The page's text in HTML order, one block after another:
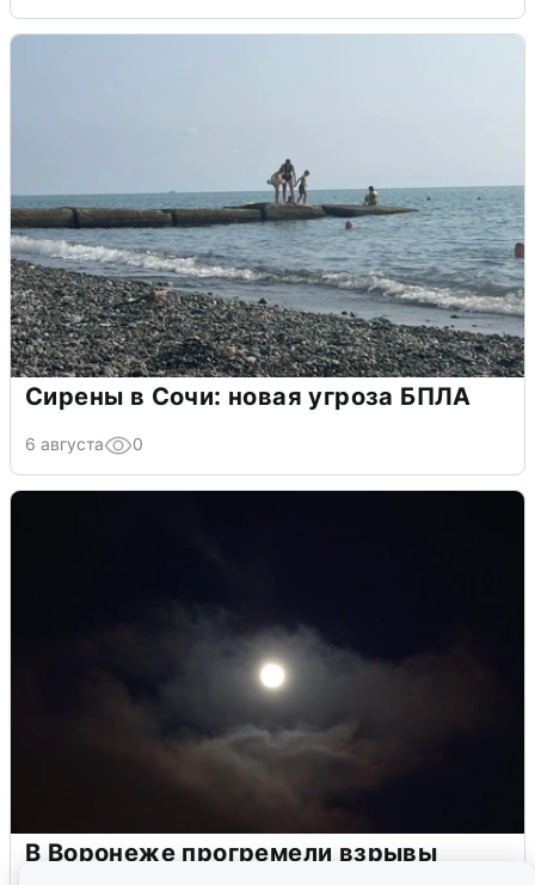
Сирены в Сочи: новая угроза БПЛА
6 августа 0
В Воронеже прогремели взрывы